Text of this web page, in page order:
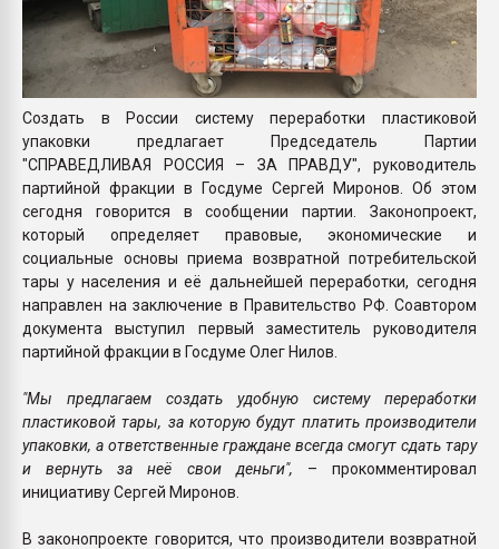
Создать в России систему переработки пластиковой
упаковки предлагает Председатель Партии
"СПРАВЕДЛИВАЯ РОССИЯ – ЗА ПРАВДУ", руководитель
партийной фракции в Госдуме Сергей Миронов. Об этом
сегодня говорится в сообщении партии. Законопроект,
который определяет правовые, экономические и
социальные основы приема возвратной потребительской
тары у населения и её дальнейшей переработки, сегодня
направлен на заключение в Правительство РФ. Соавтором
документа выступил первый заместитель руководителя
партийной фракции в Госдуме Олег Нилов.
"Мы предлагаем создать удобную систему переработки
пластиковой тары, за которую будут платить производители
упаковки, а ответственные граждане всегда смогут сдать тару
и вернуть за неё свои деньги", – прокомментировал
инициативу Сергей Миронов.
В законопроекте говорится, что производители возвратной